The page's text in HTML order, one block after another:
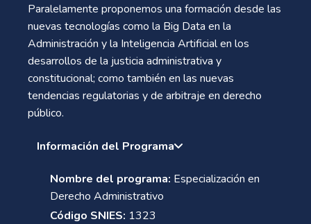
Paralelamente proponemos una formación desde las
nuevas tecnologías como la Big Data en la
Administración y la Inteligencia Artificial en los
desarrollos de la justicia administrativa y
constitucional; como también en las nuevas
tendencias regulatorias y de arbitraje en derecho
público.
Información del Programa
Nombre del programa: Especialización en
Derecho Administrativo
Código SNIES: 1323